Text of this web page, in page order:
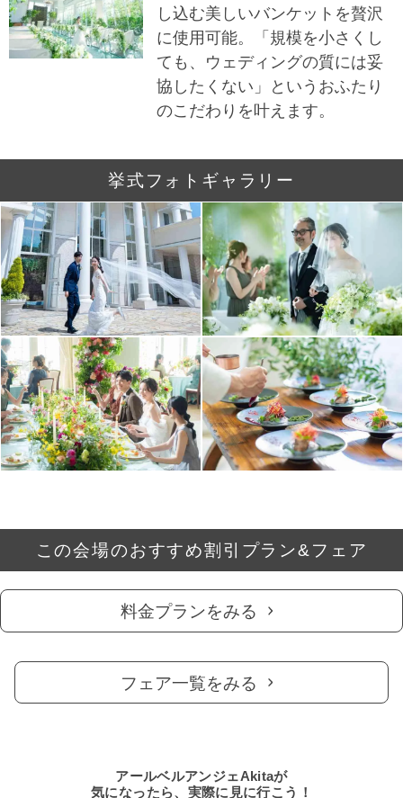
し込む美しいバンケットを贅沢
に使用可能。「規模を小さくし
ても、ウェディングの質には妥
協したくない」というおふたり
のこだわりを叶えます。
挙式フォトギャラリー
この会場のおすすめ割引プラン&フェア
料金プランをみる
フェア一覧をみる
アールベルアンジェAkitaが
気になったら、実際に見に行こう！